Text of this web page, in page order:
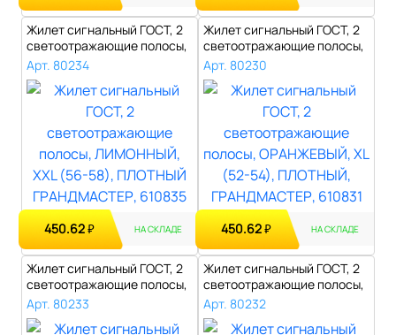
Жилет сигнальный ГОСТ, 2
светоотражающие полосы,
ЛИМОНН..
Арт. 80234
450.62₽ НА СКЛАДЕ
Жилет сигнальный ГОСТ, 2
светоотражающие полосы,
ОРАНЖЕ..
Арт. 80230
450.62₽ НА СКЛАДЕ
Жилет сигнальный ГОСТ, 2
светоотражающие полосы,
ЛИМОНН..
Арт. 80233
Жилет сигнальный ГОСТ, 2
светоотражающие полосы,
ОРАНЖЕ..
Арт. 80232